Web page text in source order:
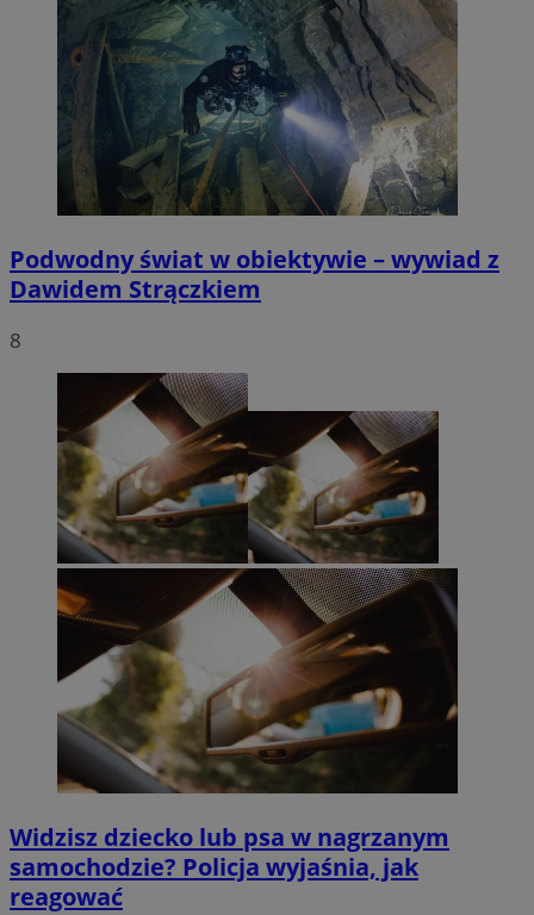
Podwodny świat w obiektywie – wywiad z
Dawidem Strączkiem
8
Widzisz dziecko lub psa w nagrzanym
samochodzie? Policja wyjaśnia, jak
reagować